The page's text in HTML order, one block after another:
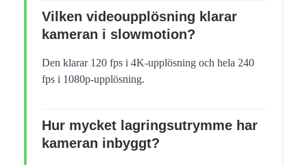
Vilken videoupplösning klarar
kameran i slowmotion?
Den klarar 120 fps i 4K-upplösning och hela 240
fps i 1080p-upplösning.
Hur mycket lagringsutrymme har
kameran inbyggt?